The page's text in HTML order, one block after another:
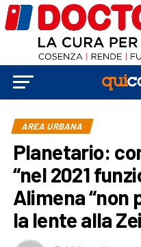
AREA URBANA
Planetario:
“nel 2021
Alimena “non
la lente alla